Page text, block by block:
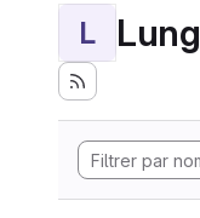
L Lung